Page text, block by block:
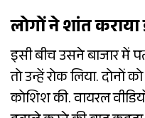
लोगों ने शांत
इसी बीच उसने बाजार में
तो उन्हें रोक लिया.
कोशिश की. वायरल